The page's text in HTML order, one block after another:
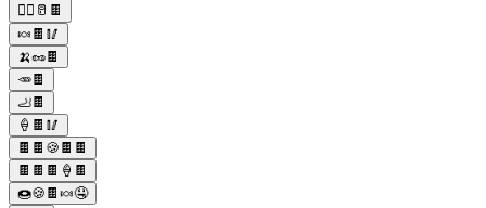
🚴‍♂️🥛🍫
🍬🍫🥢
🍌🥜🍫
🥕🍫
🦶🍫
🍦🍫🥢
🍫🍫🍪🍫🍫
🍫🍫🍫🍦🍫
🍩🍪🍫🍬🤤